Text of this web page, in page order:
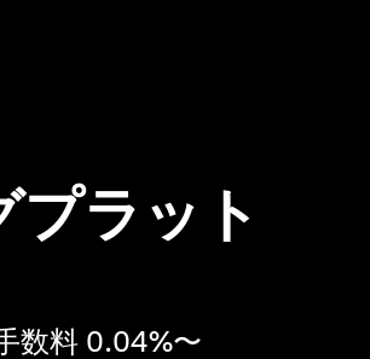
プラット
数料 0.04%〜